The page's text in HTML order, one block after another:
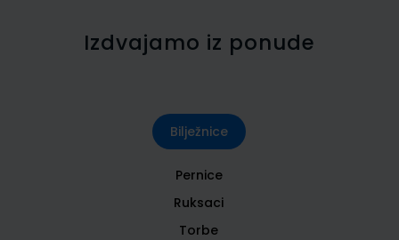
Izdvajamo iz ponude
Bilježnice
Pernice
Ruksaci
Torbe